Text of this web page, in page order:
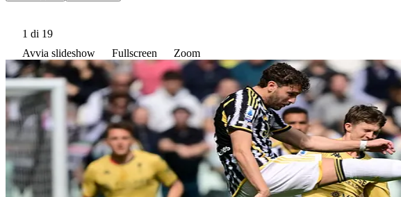
1 di 19
Avvia slideshow
Fullscreen Zoom